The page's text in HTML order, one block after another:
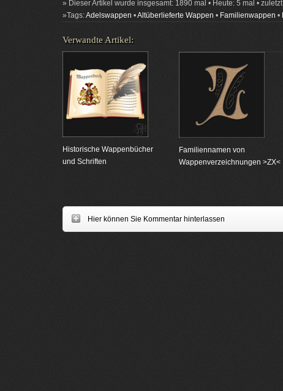
» Dieser Artikel wurde insgesamt: 1890 mal • Heute: 5 mal •
»Tags:Adelswappen •Altüberlieferte Wappen • Familienwappen •
Verwandte Artikel:
Historische Wappenbücher
und Schriften
Familiennamen von
Wappenverzeichnungen >ZX<
Hier können Sie Kommentar hinterlassen